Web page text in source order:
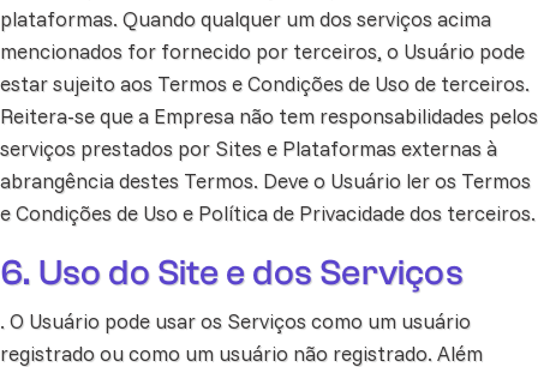
plataformas. Quando qualquer um dos serviços acima
mencionados for fornecido por terceiros, o Usuário pode
estar sujeito aos Termos e Condições de Uso de terceiros.
Reitera-se que a Empresa não tem responsabilidades pelos
serviços prestados por Sites e Plataformas externas à
abrangência destes Termos. Deve o Usuário ler os Termos
e Condições de Uso e Política de Privacidade dos terceiros.
6. Uso do Site e dos Serviços
. O Usuário pode usar os Serviços como um usuário
registrado ou como um usuário não registrado. Além